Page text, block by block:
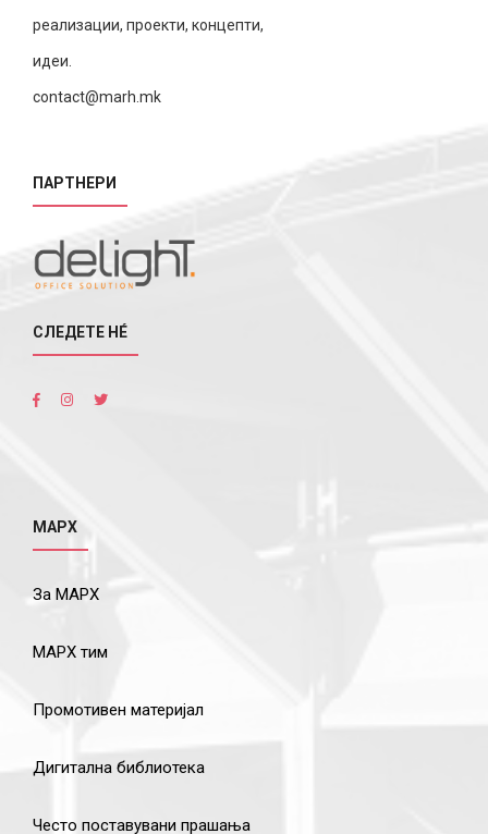
реализации, проекти, концепти,
идеи.
contact@marh.mk
ПАРТНЕРИ
СЛЕДЕТЕ НÉ
МАРХ
За МАРХ
МАРХ тим
Промотивен материјал
Дигитална библиотека
Често поставувани прашања